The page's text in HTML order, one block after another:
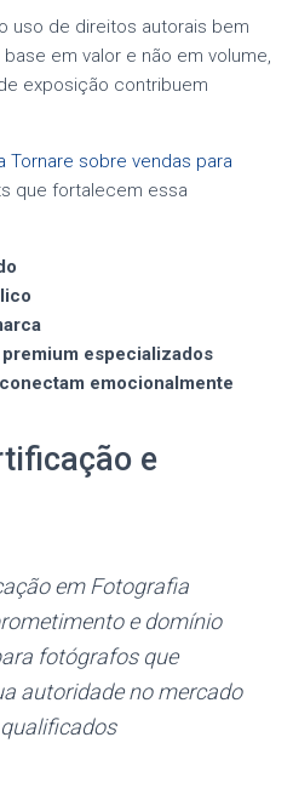
uso de direitos autorais bem
em valor e não em volume,
exposição contribuem
Tornare sobre vendas para
que fortalecem essa
especializados
emocionalmente
e
em Fotografia
e domínio
fotógrafos que
autoridade no mercado